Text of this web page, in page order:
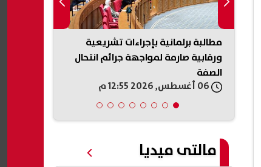
مطالبة برلمانية بإجراءات تشريعية
ورقابية صارمة لمواجهة جرائم انتحال
الصفة
مالتى ميديا